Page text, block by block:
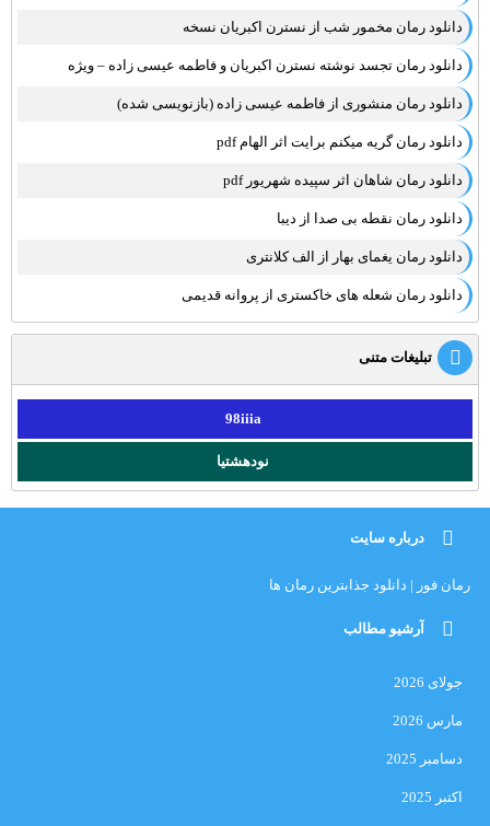
دانلود رمان مخمور شب از نسترن اکبریان نسخه
دانلود رمان تجسد نوشته نسترن اکبریان و فاطمه عیسی زاده – ویژه
دانلود رمان منشوری از فاطمه عیسی زاده (بازنویسی شده)
دانلود رمان گریه میکنم برایت اثر الهام pdf
دانلود رمان شاهان اثر سپیده شهریور pdf
دانلود رمان نقطه بی صدا از دیبا
دانلود رمان یغمای بهار از الف کلانتری
دانلود رمان شعله های خاکستری از پروانه قدیمی
تبلیغات متنی
98iiia
نودهشتیا
درباره سایت
رمان فور | دانلود جذابترین رمان ها
آرشیو مطالب
جولای 2026
مارس 2026
دسامبر 2025
اکتبر 2025